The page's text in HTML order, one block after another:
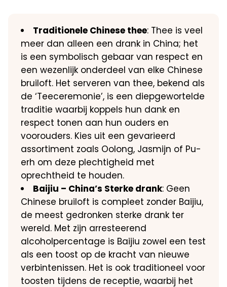
Traditionele Chinese thee: Thee is veel
meer dan alleen een drank in China; het
is een symbolisch gebaar van respect en
een wezenlijk onderdeel van elke Chinese
bruiloft. Het serveren van thee, bekend als
de ‘Teeceremonie’, is een diepgewortelde
traditie waarbij koppels hun dank en
respect tonen aan hun ouders en
voorouders. Kies uit een gevarieerd
assortiment zoals Oolong, Jasmijn of Pu-
erh om deze plechtigheid met
oprechtheid te houden.
Baijiu – China’s Sterke drank: Geen
Chinese bruiloft is compleet zonder Baijiu,
de meest gedronken sterke drank ter
wereld. Met zijn arresteerend
alcoholpercentage is Baijiu zowel een test
als een toost op de kracht van nieuwe
verbintenissen. Het is ook traditioneel voor
toosten tijdens de receptie, waarbij het